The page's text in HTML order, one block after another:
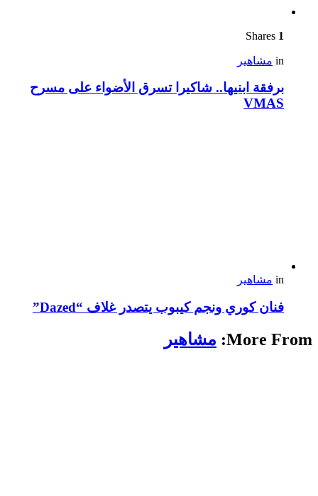
1
in مشاهير
برفقة ابنيها.. شاكيرا تسرق الأضواء على مسرح
VMAS
in مشاهير
فنان كوري ونجم كيبوب يتصدر غلاف “Dazed”
More From: مشاهير